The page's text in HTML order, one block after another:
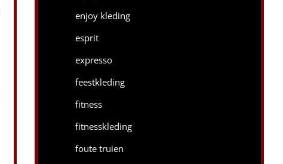
enjoy kleding
esprit
expresso
feestkleding
fitness
fitnesskleding
foute truien